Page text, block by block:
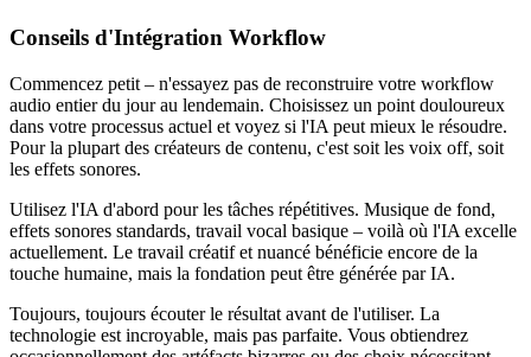
Conseils d'Intégration Workflow
Commencez petit – n'essayez pas de reconstruire votre workflow
audio entier du jour au lendemain. Choisissez un point douloureux
dans votre processus actuel et voyez si l'IA peut mieux le résoudre.
Pour la plupart des créateurs de contenu, c'est soit les voix off, soit
les effets sonores.
Utilisez l'IA d'abord pour les tâches répétitives. Musique de fond,
effets sonores standards, travail vocal basique – voilà où l'IA excelle
actuellement. Le travail créatif et nuancé bénéficie encore de la
touche humaine, mais la fondation peut être générée par IA.
Toujours, toujours écouter le résultat avant de l'utiliser. La
technologie est incroyable, mais pas parfaite. Vous obtiendrez